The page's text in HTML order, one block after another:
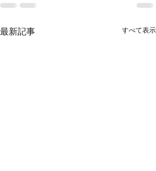
最新記事 すべて表示